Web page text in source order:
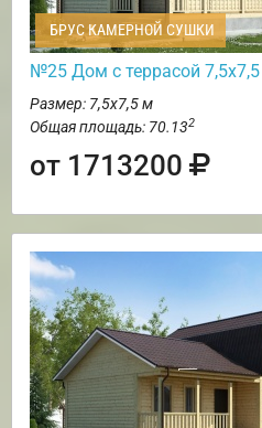
БРУС КАМЕРНОЙ СУШКИ
№25 Дом с террасой 7,5х7,5
Размер: 7,5х7,5 м
Общая площадь: 70.132
от 1713200